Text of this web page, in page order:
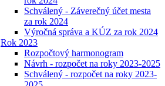
Schválený - Záverečný účet mesta
za rok 2024
Výročná správa a KÚZ za rok 2024
Rok 2023
Rozpočtový harmonogram
Návrh - rozpočet na roky 2023-2025
Schválený - rozpočet na roky 2023-